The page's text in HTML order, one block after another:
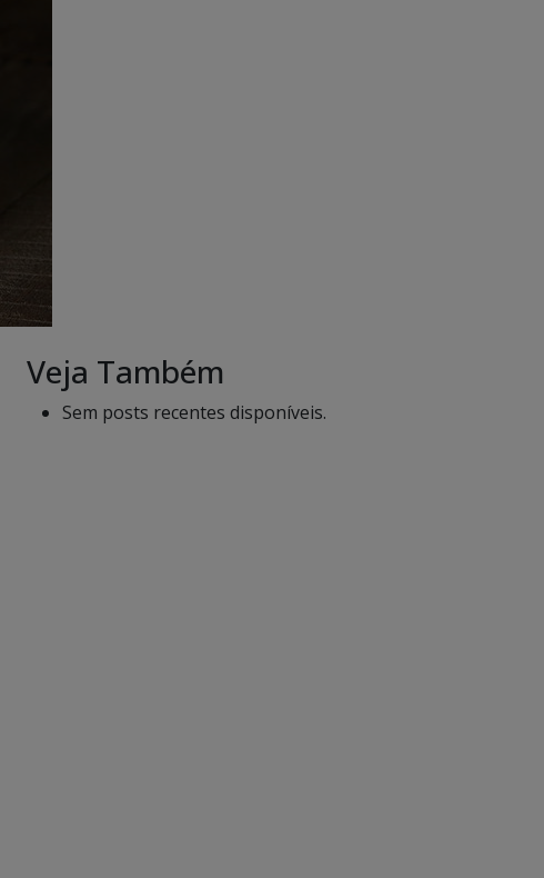
Veja Também
Sem posts recentes disponíveis.